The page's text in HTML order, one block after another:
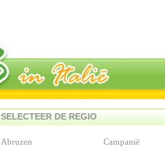
SELECTEER DE REGIO
Abruzen
Campanië